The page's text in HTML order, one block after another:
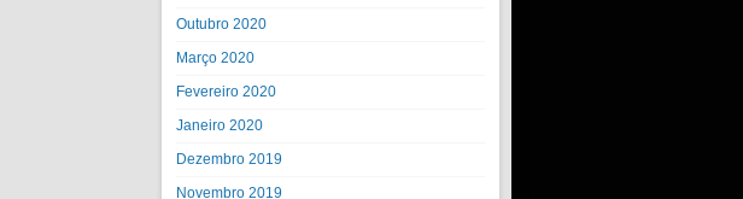
Outubro 2020
Março 2020
Fevereiro 2020
Janeiro 2020
Dezembro 2019
Novembro 2019